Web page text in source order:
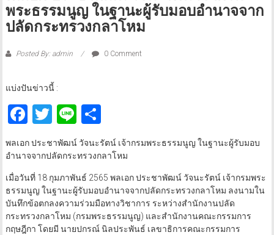
พระธรรมนูญ ในฐานะผู้รับมอบอำนาจจาก
ปลัดกระทรวงกลาโหม
Posted By: admin 0 Comment
แบ่งปันข่าวนี้ :
Facebook
Twitter
LineShare
พลเอก ประชาพัฒน์ วัจนะรัตน์ เจ้ากรมพระธรรมนูญ ในฐานะผู้รับมอบ
อำนาจจากปลัดกระทรวงกลาโหม
เมื่อวันที่ 18 กุมภาพันธ์ 2565 พลเอก ประชาพัฒน์ วัจนะรัตน์ เจ้ากรมพระ
ธรรมนูญ ในฐานะผู้รับมอบอำนาจจากปลัดกระทรวงกลาโหม ลงนามใน
บันทึกข้อตกลงความร่วมมือทางวิชาการ ระหว่างสำนักงานปลัด
กระทรวงกลาโหม (กรมพระธรรมนูญ) และสำนักงานคณะกรรมการ
กฤษฎีกา โดยมี นายปกรณ์ นิลประพันธ์ เลขาธิการคณะกรรมการ